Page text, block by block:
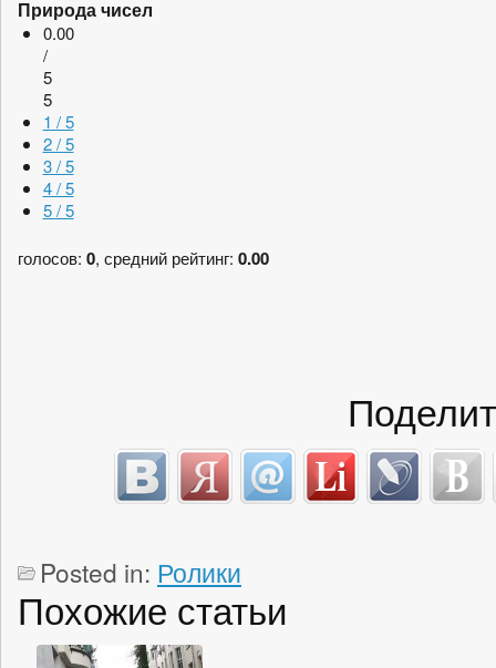
Природа чисел
0.00
/
5
5
1 / 5
2 / 5
3 / 5
4 / 5
5 / 5
голосов: 0, средний рейтинг: 0.00
Posted in: Ролики
Похожие статьи